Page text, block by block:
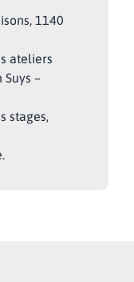
1140
ateliers
–
stages,